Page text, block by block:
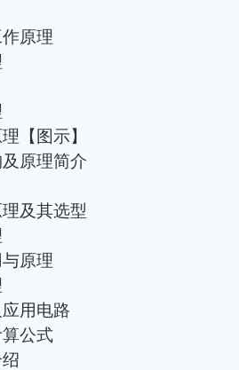
原理
【图示】
原理简介
及其选型
原理
用电路
公式